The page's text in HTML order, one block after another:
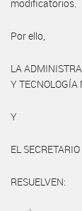
modificatorios.
Por ello,
LA
Y TECNOLOGÍA
Y
EL
RESUELVEN: